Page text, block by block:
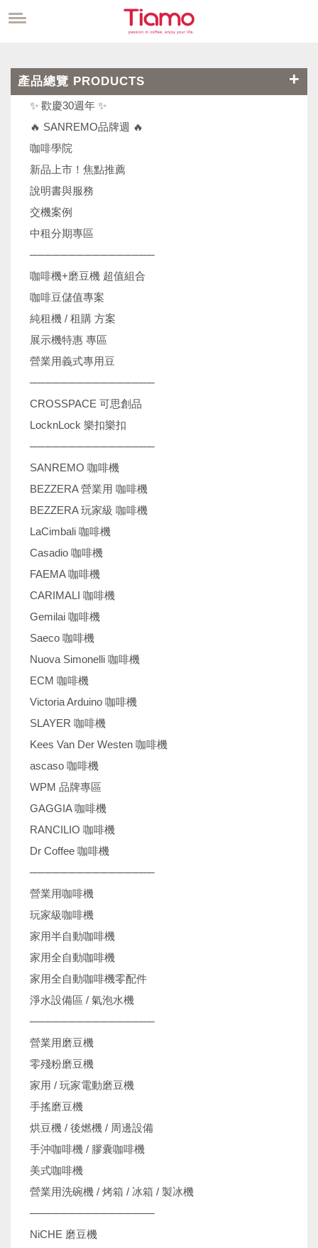
產品總覽 PRODUCTS
✨ 歡慶30週年 ✨
🔥 SANREMO品牌週 🔥
咖啡學院
新品上市！焦點推薦
說明書與服務
交機案例
中租分期專區
────────────────
咖啡機+磨豆機 超值組合
咖啡豆儲值專案
純租機 / 租購 方案
展示機特惠 專區
營業用義式專用豆
────────────────
CROSSPACE 可思創品
LocknLock 樂扣樂扣
────────────────
SANREMO 咖啡機
BEZZERA 營業用 咖啡機
BEZZERA 玩家級 咖啡機
LaCimbali 咖啡機
Casadio 咖啡機
FAEMA 咖啡機
CARIMALI 咖啡機
Gemilai 咖啡機
Saeco 咖啡機
Nuova Simonelli 咖啡機
ECM 咖啡機
Victoria Arduino 咖啡機
SLAYER 咖啡機
Kees Van Der Westen 咖啡機
ascaso 咖啡機
WPM 品牌專區
GAGGIA 咖啡機
RANCILIO 咖啡機
Dr Coffee 咖啡機
────────────────
營業用咖啡機
玩家級咖啡機
家用半自動咖啡機
家用全自動咖啡機
家用全自動咖啡機零配件
淨水設備區 / 氣泡水機
────────────────
營業用磨豆機
零殘粉磨豆機
家用 / 玩家電動磨豆機
手搖磨豆機
烘豆機 / 後燃機 / 周邊設備
手沖咖啡機 / 膠囊咖啡機
美式咖啡機
營業用洗碗機 / 烤箱 / 冰箱 / 製冰機
────────────────
NiCHE 磨豆機